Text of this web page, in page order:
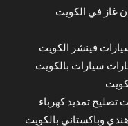
غاز في الكويت
فينشر الكويت
سيارات بالكويت
تمديد كهرباء
وباكستاني بالكويت